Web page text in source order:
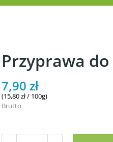
Przyprawa
7,90 zł
(15,80 zł / 100g)
Brutto